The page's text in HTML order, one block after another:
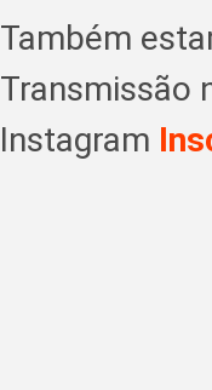
Também
Transmissão
Instagram